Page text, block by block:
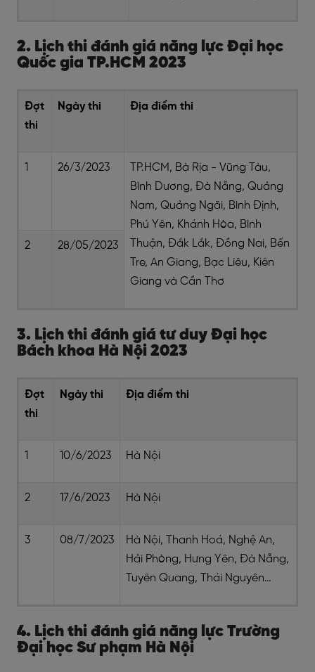
2. Lịch thi đánh giá năng lực Đại học
Quốc gia TP.HCM 2023
Đợt
thi
Ngày thi Địa điểm thi
1 26/3/2023
TP.HCM, Bà Rịa - Vũng Tàu,
Bình Dương, Đà Nẵng, Quảng
Nam, Quảng Ngãi, Bình Định,
Phú Yên, Khánh Hòa, Bình
Thuận, Đắk Lắk, Đồng Nai, Bến
Tre, An Giang, Bạc Liêu, Kiên
Giang và Cần Thơ
2 28/05/2023
3. Lịch thi đánh giá tư duy Đại học
Bách khoa Hà Nội 2023
Đợt
thi
Ngày thi Địa điểm thi
1 10/6/2023 Hà Nội
2 17/6/2023 Hà Nội
3 08/7/2023
Hà Nội, Thanh Hoá, Nghệ An,
Hải Phòng, Hưng Yên, Đà Nẵng,
Tuyên Quang, Thái Nguyên…
4. Lịch thi đánh giá năng lực Trường
Đại học Sư phạm Hà Nội